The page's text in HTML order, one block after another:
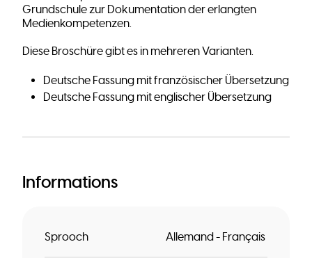
Grundschule zur Dokumentation der erlangten
Medienkompetenzen.
Diese Broschüre gibt es in mehreren Varianten.
Deutsche Fassung mit französischer Übersetzung
Deutsche Fassung mit englischer Übersetzung
Informations
Sprooch Allemand - Français